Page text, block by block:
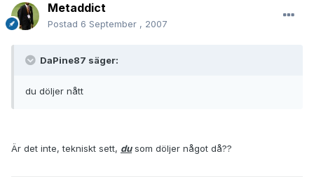
Metaddict
Postad 6 September , 2007
DaPine87 säger:
du döljer nått
Är det inte, tekniskt sett, dusom döljer något då??